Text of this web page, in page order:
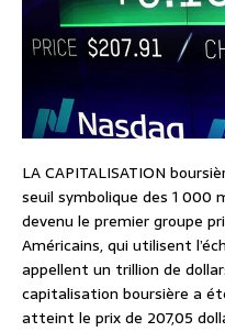
LA CAPITALISATION
seuil symbolique des 1 000
devenu le premier groupe
Américains, qui utilisent
appellent un trillion de
capitalisation boursière a
atteint le prix de 207,05